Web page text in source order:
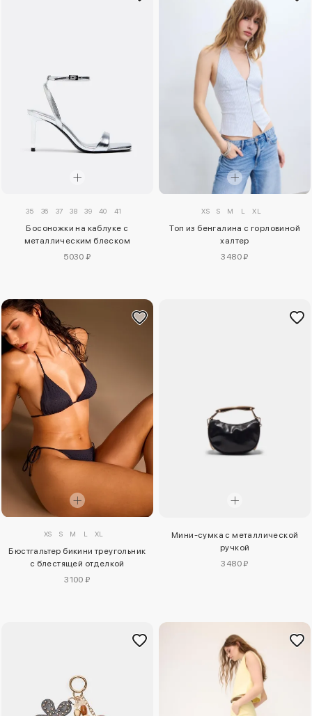
35 36 37 38 39 40 41
Босоножки на каблуке с
металлическим блеском
5030 ₽
XS S M L XL
Топ из бенгалина с горловиной
халтер
3480 ₽
XS S M L XL
Бюстгальтер бикини треугольник
с блестящей отделкой
3100 ₽
Мини-сумка с металлической
ручкой
3480 ₽